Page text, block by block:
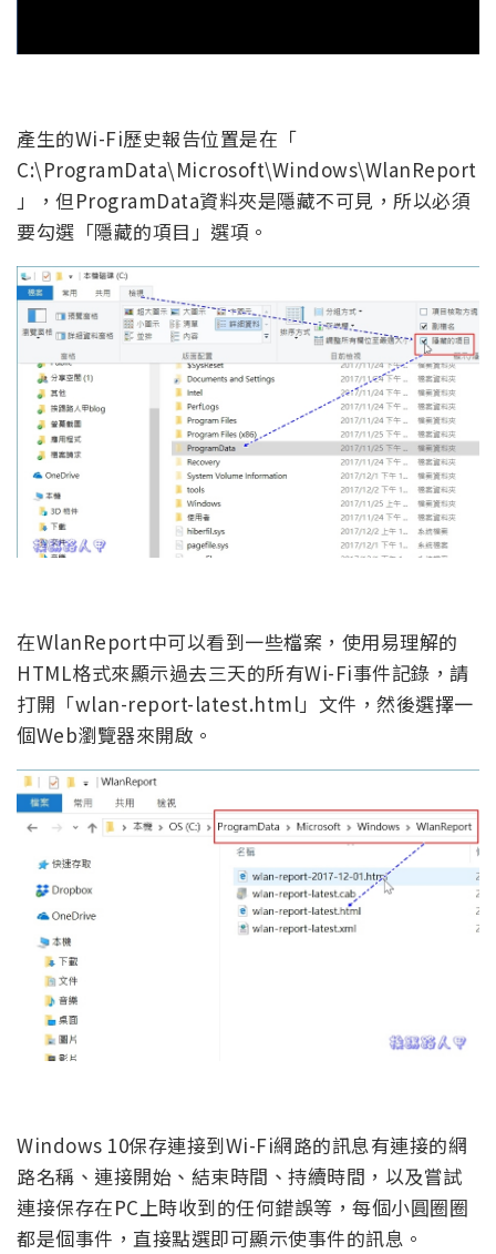
產生的Wi-Fi歷史報告位置是在「
C:\ProgramData\Microsoft\Windows\WlanReport
」，但ProgramData資料夾是隱藏不可見，所以必須
要勾選「隱藏的項目」選項。
在WlanReport中可以看到一些檔案，使用易理解的
HTML格式來顯示過去三天的所有Wi-Fi事件記錄，請
打開「wlan-report-latest.html」文件，然後選擇一
個Web瀏覽器來開啟。
Windows 10保存連接到Wi-Fi網路的訊息有連接的網
路名稱、連接開始、結束時間、持續時間，以及嘗試
連接保存在PC上時收到的任何錯誤等，每個小圓圈圈
都是個事件，直接點選即可顯示使事件的訊息。